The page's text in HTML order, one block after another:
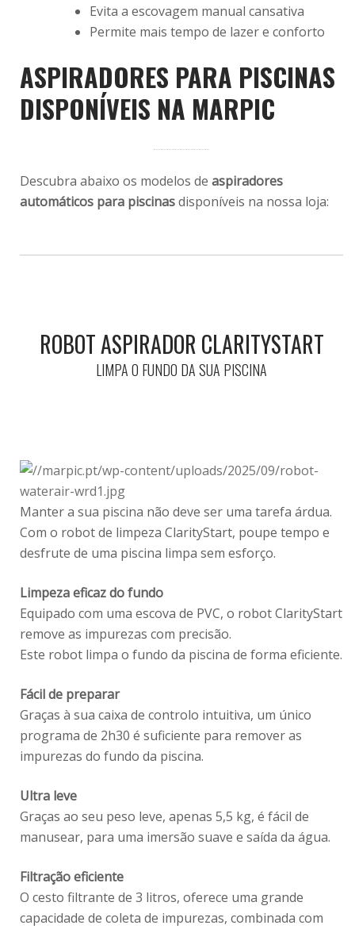
Evita a escovagem manual cansativa
Permite mais tempo de lazer e conforto
ASPIRADORES PARA PISCINAS
DISPONÍVEIS NA MARPIC
Descubra abaixo os modelos de aspiradores
automáticos para piscinasdisponíveis na nossa loja:
ROBOT ASPIRADOR CLARITYSTART
LIMPA O FUNDO DA SUA PISCINA
Manter a sua piscina não deve ser uma tarefa árdua.
Com o robot de limpeza ClarityStart, poupe tempo e
desfrute de uma piscina limpa sem esforço.
Limpeza eficaz do fundo
Equipado com uma escova de PVC, o robot ClarityStart
remove as impurezas com precisão.
Este robot limpa o fundo da piscina de forma eficiente.
Fácil de preparar
Graças à sua caixa de controlo intuitiva, um único
programa de 2h30 é suficiente para remover as
impurezas do fundo da piscina.
Ultra leve
Graças ao seu peso leve, apenas 5,5 kg, é fácil de
manusear, para uma imersão suave e saída da água.
Filtração eficiente
O cesto filtrante de 3 litros, oferece uma grande
capacidade de coleta de impurezas, combinada com